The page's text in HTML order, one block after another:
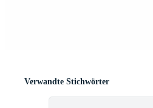
Verwandte Stichwörter